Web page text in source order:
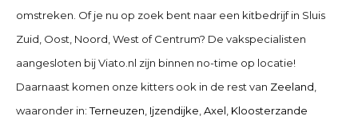
omstreken. Of je nu op zoek bent naar een kitbedrijf in Sluis
Zuid, Oost, Noord, West of Centrum? De vakspecialisten
aangesloten bij Viato.nl zijn binnen no-time op locatie!
Daarnaast komen onze kitters ook in de rest van Zeeland
waaronder in:Terneuzen Ijzendijke Axel Kloosterzande